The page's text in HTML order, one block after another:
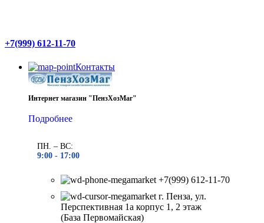
+7(999) 612-11-70
Контакты
Интернет магазин "ПензХозМаг"
Подробнее
ПН. – ВС:
9:00 - 17:00
+7(999) 612-11-70
г. Пенза, ул.
Перспективная 1а корпус 1, 2 этаж
(База Первомайская)